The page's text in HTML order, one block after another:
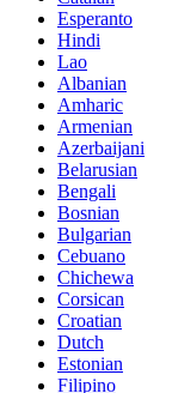
Esperanto
Hindi
Lao
Albanian
Amharic
Armenian
Azerbaijani
Belarusian
Bengali
Bosnian
Bulgarian
Cebuano
Chichewa
Corsican
Croatian
Dutch
Estonian
Filipino